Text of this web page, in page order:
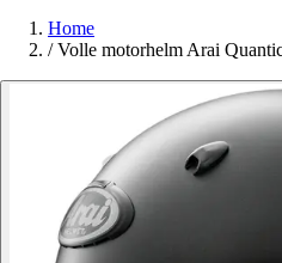
Home
/ Volle motorhelm Arai